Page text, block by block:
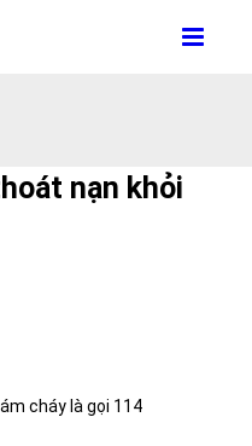
nạn khỏi
cháy là gọi 114